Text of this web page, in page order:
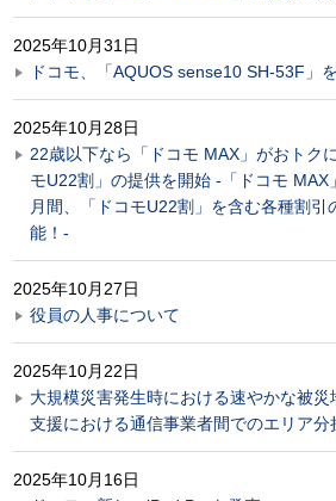
2025年10月31日
ドコモ、「AQUOS sense10 SH-53F」
2025年10月28日
22歳以下なら「ドコモ MAX」がおトク
モU22割」の提供を開始 -「ドコモ
月間、「ドコモU22割」を含む各種割
能！-
2025年10月27日
役員の人事について
2025年10月22日
大規模災害発生時における速やかな被
支援における通信事業者間でのエリア
2025年10月16日